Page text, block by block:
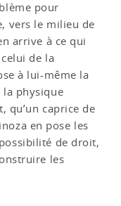
pour
vers le milieu de
arrive à ce qui
de la
à lui-même la
la physique
qu’un caprice de
en pose les
de droit,
les